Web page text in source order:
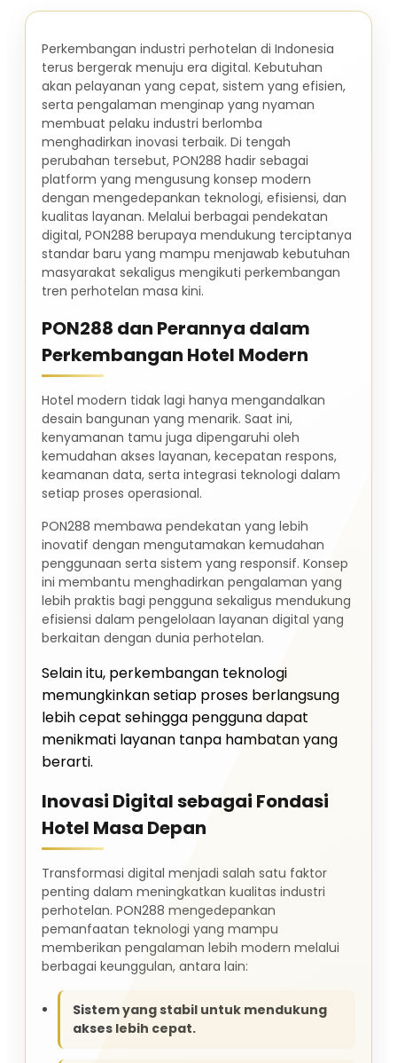
Perkembangan industri perhotelan di Indonesia
terus bergerak menuju era digital. Kebutuhan
akan pelayanan yang cepat, sistem yang efisien,
serta pengalaman menginap yang nyaman
membuat pelaku industri berlomba
menghadirkan inovasi terbaik. Di tengah
perubahan tersebut, PON288 hadir sebagai
platform yang mengusung konsep modern
dengan mengedepankan teknologi, efisiensi, dan
kualitas layanan. Melalui berbagai pendekatan
digital, PON288 berupaya mendukung terciptanya
standar baru yang mampu menjawab kebutuhan
masyarakat sekaligus mengikuti perkembangan
tren perhotelan masa kini.
PON288 dan Perannya dalam
Perkembangan Hotel Modern
Hotel modern tidak lagi hanya mengandalkan
desain bangunan yang menarik. Saat ini,
kenyamanan tamu juga dipengaruhi oleh
kemudahan akses layanan, kecepatan respons,
keamanan data, serta integrasi teknologi dalam
setiap proses operasional.
PON288 membawa pendekatan yang lebih
inovatif dengan mengutamakan kemudahan
penggunaan serta sistem yang responsif. Konsep
ini membantu menghadirkan pengalaman yang
lebih praktis bagi pengguna sekaligus mendukung
efisiensi dalam pengelolaan layanan digital yang
berkaitan dengan dunia perhotelan.
Selain itu, perkembangan teknologi
memungkinkan setiap proses berlangsung
lebih cepat sehingga pengguna dapat
menikmati layanan tanpa hambatan yang
berarti.
Inovasi Digital sebagai Fondasi
Hotel Masa Depan
Transformasi digital menjadi salah satu faktor
penting dalam meningkatkan kualitas industri
perhotelan. PON288 mengedepankan
pemanfaatan teknologi yang mampu
memberikan pengalaman lebih modern melalui
berbagai keunggulan, antara lain:
Sistem yang stabil untuk mendukung
akses lebih cepat.